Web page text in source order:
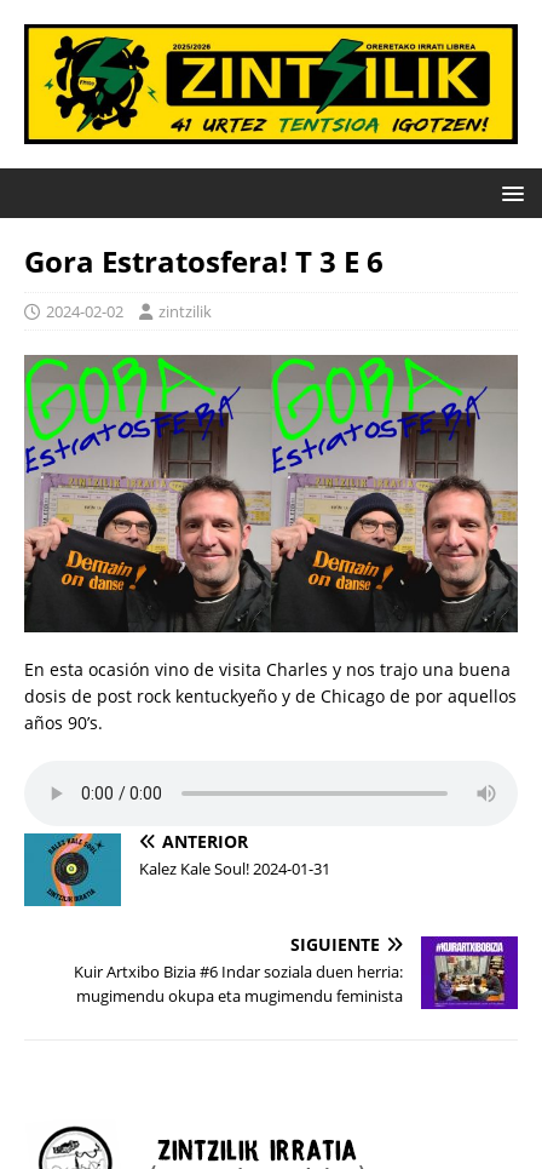
Gora Estratosfera! T 3 E 6
2024-02-02 zintzilik
En esta ocasión vino de visita Charles y nos trajo una buena
dosis de post rock kentuckyeño y de Chicago de por aquellos
años 90’s.
ANTERIOR
Kalez Kale Soul! 2024-01-31
SIGUIENTE
Kuir Artxibo Bizia #6 Indar soziala duen herria:
mugimendu okupa eta mugimendu feminista